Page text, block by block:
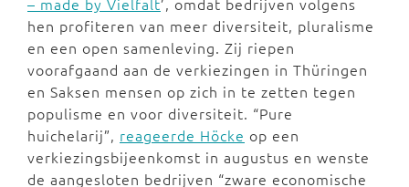
hen profiteren van meer diversiteit, pluralisme
en een open samenleving. Zij riepen
voorafgaand aan de verkiezingen in Thüringen
en Saksen mensen op zich in te zetten tegen
populisme en voor diversiteit. “Pure
huichelarij”, reageerde Höcke op een
verkiezingsbijeenkomst in augustus en wenste
de aangesloten bedrijven “zware economische